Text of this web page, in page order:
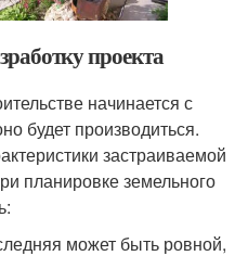
проекта
начинается с
будет производиться.
застраиваемой
планировке земельного
может быть ровной,